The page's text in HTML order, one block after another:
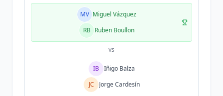
MV Miguel Vázquez
RB Ruben Boullon
vs
IB Iñigo Balza
JC
Jorge Cardesín